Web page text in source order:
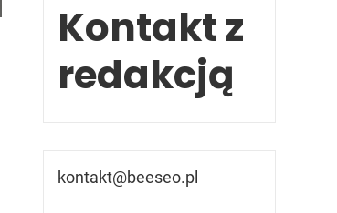
Kontakt z
redakcją
kontakt@beeseo.pl